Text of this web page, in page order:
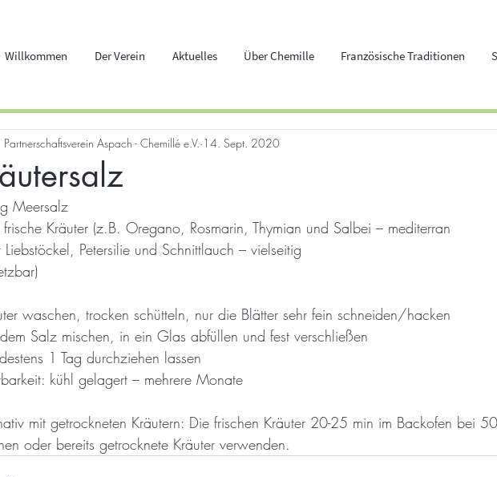
Willkommen Der Verein Aktuelles Über Chemille Französische Traditionen
Partnerschaftsverein Aspach - Chemillé e.V. 14. Sept. 2020
Meersalz
Kräuter (z.B. Oregano, Rosmarin, Thymian und Salbei – mediterran
Liebstöckel, Petersilie und Schnittlauch – vielseitig
waschen, trocken schütteln, nur die Blätter sehr fein schneiden/hacken
Salz mischen, in ein Glas abfüllen und fest verschließen
1 Tag durchziehen lassen
kühl gelagert – mehrere Monate
mit getrockneten Kräutern: Die frischen Kräuter 20-25 min im Backofen bei
oder bereits getrocknete Kräuter verwenden.